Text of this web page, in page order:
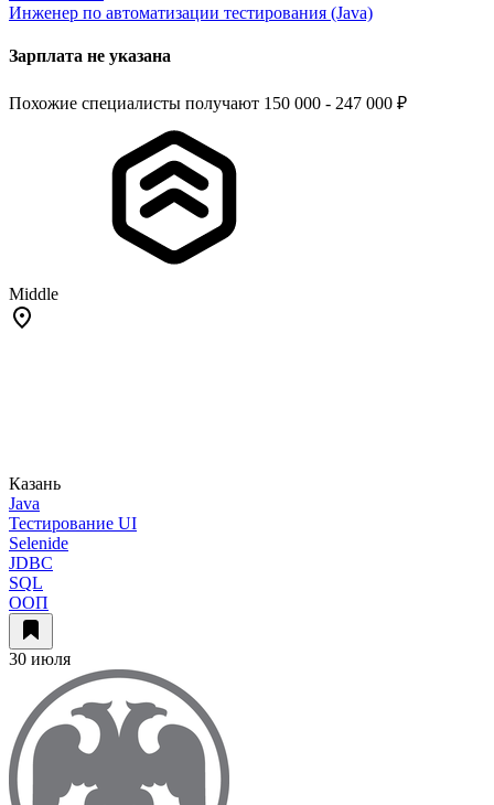
Инженер по автоматизации тестирования (Java)
Зарплата не указана
Похожие специалисты получают 150 000 - 247 000 ₽
Middle
Казань
Java
Тестирование UI
Selenide
JDBC
SQL
ООП
30 июля